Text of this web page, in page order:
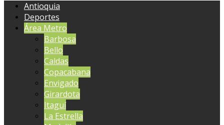
Antioquia
Deportes
Área Metro
Barbosa
Bello
Caldas
Copacabana
Envigado
Girardota
Itaguí
La Estrella